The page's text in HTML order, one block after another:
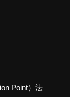
Point）法